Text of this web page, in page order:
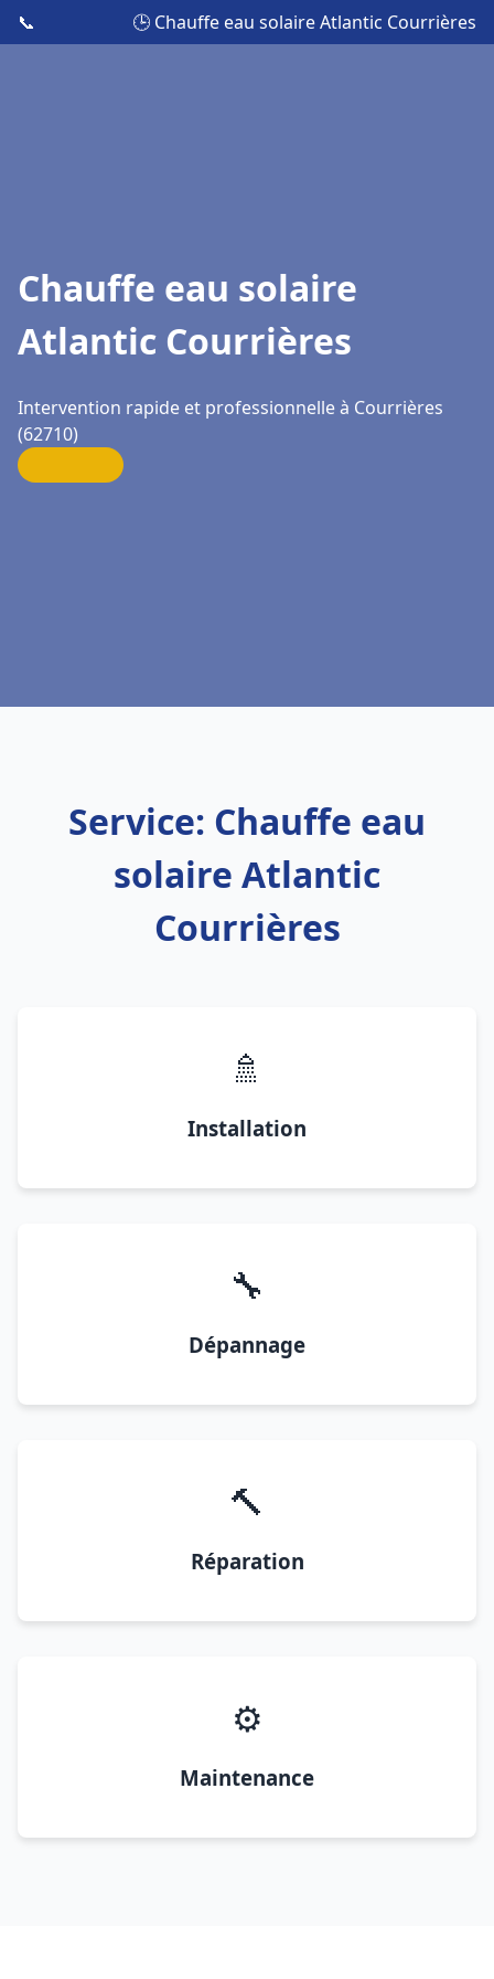
📞 🕒 Chauffe eau solaire Atlantic Courrières
Chauffe eau solaire
Atlantic Courrières
Intervention rapide et professionnelle à Courrières
(62710)
Service: Chauffe eau
solaire Atlantic
Courrières
🚿
Installation
🔧
Dépannage
🔨
Réparation
⚙️
Maintenance